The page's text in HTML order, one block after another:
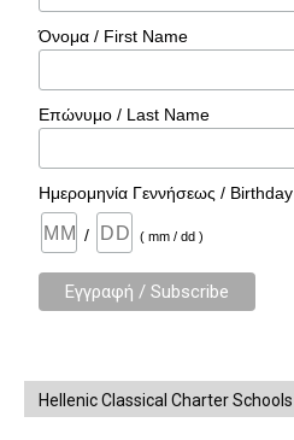
Όνομα / First Name
Επώνυμο / Last Name
Ημερομηνία Γεννήσεως / Birthday
/ ( mm / dd )
Hellenic Classical Charter Schools